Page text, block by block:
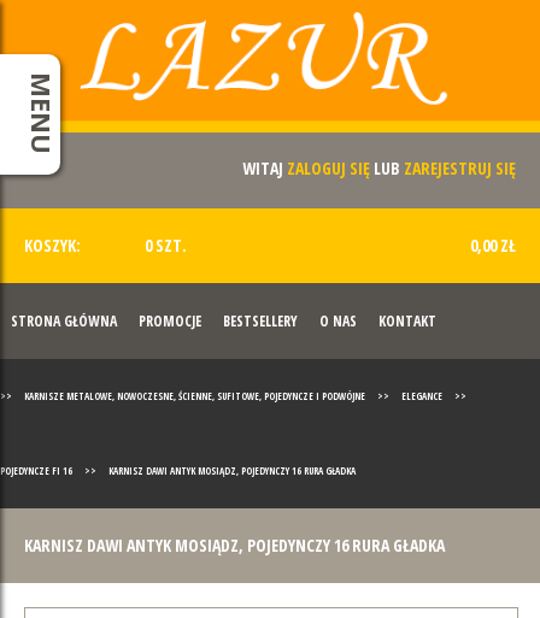
WITAJ ZALOGUJ SIĘ LUB ZAREJESTRUJ SIĘ
KOSZYK: 0 SZT. 0,00 ZŁ
STRONA GŁÓWNA PROMOCJE BESTSELLERY O NAS KONTAKT
MENU
>> KARNISZE METALOWE, NOWOCZESNE, ŚCIENNE, SUFITOWE, POJEDYNCZE I PODWÓJNE >> ELEGANCE >>
POJEDYNCZE FI 16 >> KARNISZ DAWI ANTYK MOSIĄDZ, POJEDYNCZY 16 RURA GŁADKA
KARNISZ DAWI ANTYK MOSIĄDZ, POJEDYNCZY 16 RURA GŁADKA